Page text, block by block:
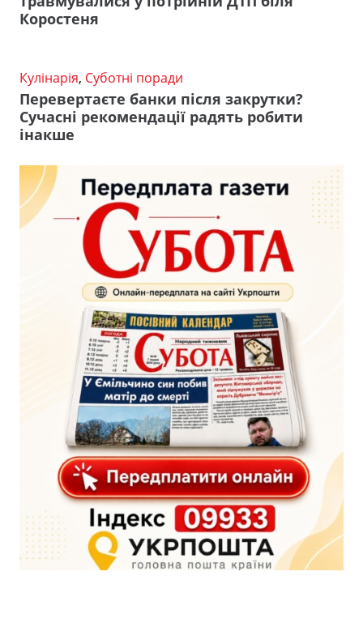
Коростеня
Кулінарія, Суботні поради
Перевертаєте банки після закрутки?
Сучасні рекомендації радять робити
інакше